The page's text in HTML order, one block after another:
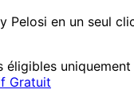
Pelosi en un seul
uniquement
Gratuit